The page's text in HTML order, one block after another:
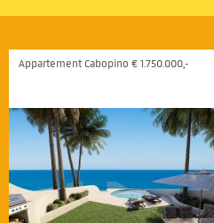
Appartement Cabopino € 1.750.000,-